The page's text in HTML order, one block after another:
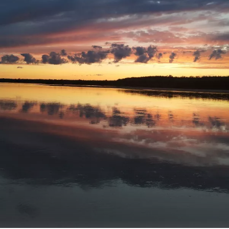
С уважением Шнивовод!🤝